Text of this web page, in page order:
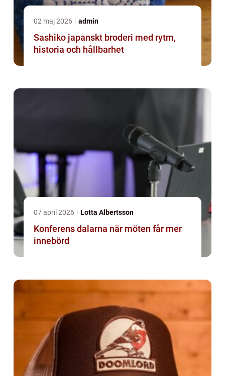
02 maj 2026 admin
Sashiko japanskt broderi med rytm,
historia och hållbarhet
07 april 2026 Lotta Albertsson
Konferens dalarna när möten får mer
innebörd